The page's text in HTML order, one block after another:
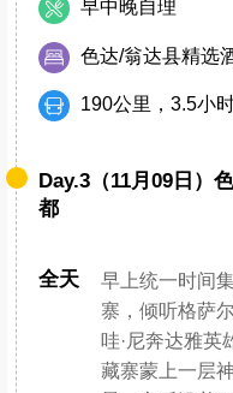
早中晚自理
色达/翁达县精选
190公里，3.5小
Day.3（11月09日
都
全天
早上统一时间
寨，倾听格萨
哇·尼奔达雅英
藏寨蒙上一层